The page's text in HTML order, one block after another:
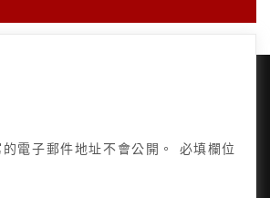
電子郵件地址不會公開。
必填欄位
All Rights Reserved. 關於我